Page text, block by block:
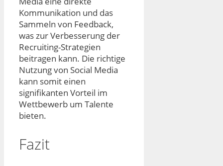
Kommunikation und das
Sammeln von Feedback,
was zur Verbesserung der
Recruiting-Strategien
beitragen kann. Die richtige
Nutzung von Social Media
kann somit einen
signifikanten Vorteil im
Wettbewerb um Talente
bieten.
Fazit